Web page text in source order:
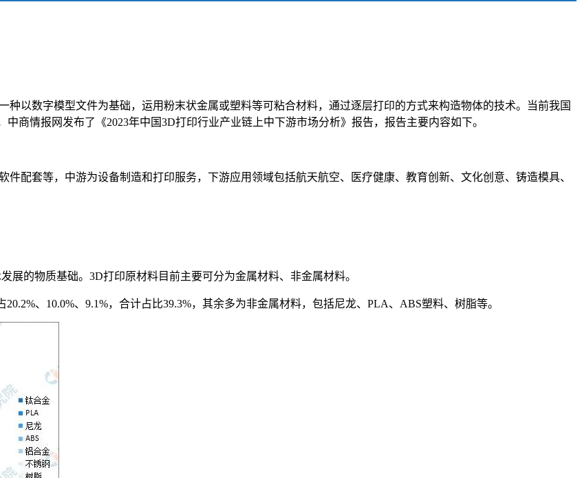
以数字模型文件为基础，运用粉末状金属或塑料等可粘合材料，通过逐层打印的方式来构造物体的技术。当前我国
商情报网发布了《2023年中国3D打印行业产业链上中下游市场分析》报告，报告主要内容如下。
配套等，中游为设备制造和打印服务，下游应用领域包括航天航空、医疗健康、教育创新、文化创意、铸造模具、
的物质基础。3D打印原材料目前主要可分为金属材料、非金属材料。
、10.0%、9.1%，合计占比39.3%，其余多为非金属材料，包括尼龙、PLA、ABS塑料、树脂等。